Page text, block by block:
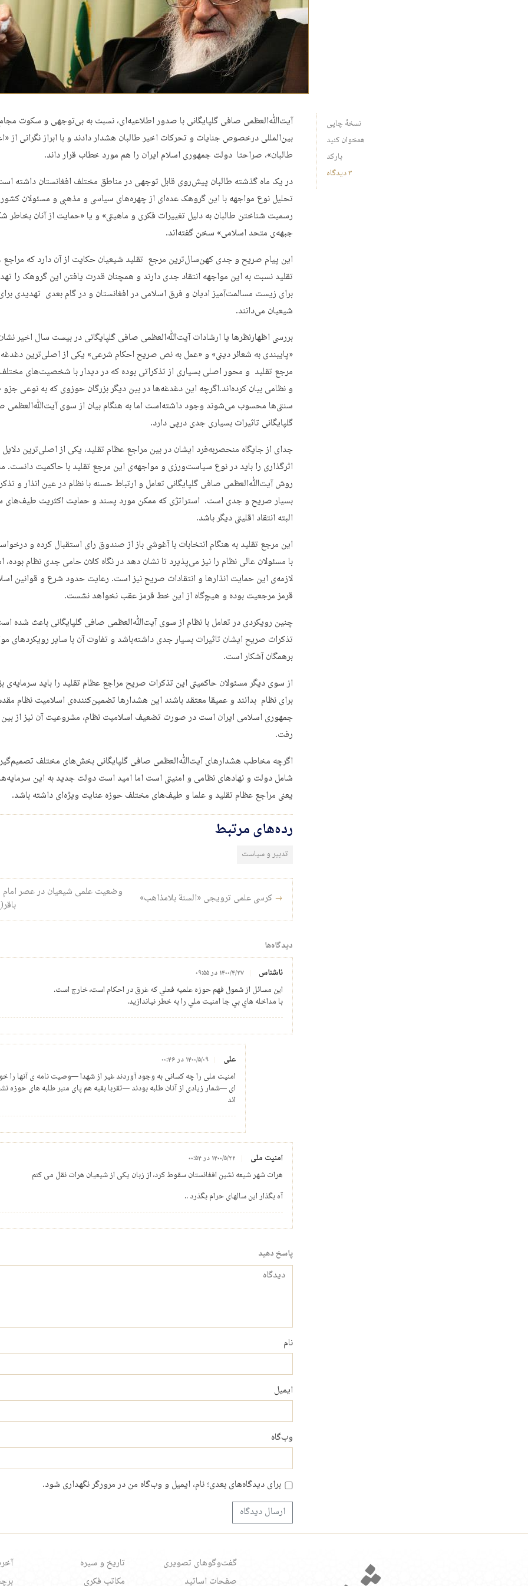
نسخهٔ چاپی
همخوان کنید
بارکد
۳ دیدگاه
آیت‌ﷲ‌العظمی صافی گلپایگانی با صدور اطلاعیه‌ای، نسبت به بی‌توجهی و سکوت
بین‌المللی درخصوص جنایات و تحرکات اخیر طالبان هشدار دادند و با ابراز نگرانی از
طالبان»، صراحتا دولت جمهوری اسلام ایران را هم مورد خطاب قرار داند.
در یک ماه گذشته طالبان پیش‌روی قابل توجهی در مناطق مختلف افغانستان داشته
تحلیل نوع مواجهه با این گروهک عده‌ای از چهره‌های سیاسی و مذهبی و مسئولان کشور
رسمیت شناختن طالبان به دلیل تغییرات فکری و ماهیتی» و یا «حمایت از آنان بخاطر
جبهه‌ی متحد اسلامی» سخن گفته‌اند.
این پیام صریح و جدی کهن‌سال‌ترین مرجع تقلید شیعیان حکایت از آن دارد که مراجع
تقلید نسبت به این مواجهه انتقاد جدی دارند و همچنان قدرت یافتن این گروهک را
برای زیست مسالمت‌آمیز ادیان و فرق اسلامی در افغانستان و در گام بعدی تهدیدی
شیعیان می‌دانند.
بررسی اظهارنظرها یا ارشادات آیت‌ﷲ‌العظمی صافی گلپایگانی در بیست سال اخیر
«پایبندی به شعائر دینی» و «عمل به نص صریح احکام شرعی» یکی از اصلی‌ترین
مرجع تقلید و محور اصلی بسیاری از تذکراتی بوده که در دیدار با شخصیت‌های
و نظامی بیان کرده‌اند.اگرچه این دغدغه‌ها در بین دیگر بزرگان حوزوی که به نوعی
سنتی‌ها محسوب می‌شوند وجود داشته‌است اما به هنگام بیان از سوی آیت‌ﷲ‌العظمی
گلپایگانی تاثیرات بسیاری جدی درپی دارد.
جدای از جایگاه منحصربه‌فرد ایشان در بین مراجع عظام تقلید، یکی از اصلی‌ترین دلایل
اثرگذاری را باید در نوع سیاست‌ورزی و مواجهه‌ی این مرجع تقلید با حاکمیت دانست.
روش آیت‌ﷲ‌العظمی صافی گلپایگانی تعامل و ارتباط حسنه با نظام در عین انذار و
بسیار صریح و جدی است. استراتژی که ممکن مورد پسند و حمایت اکثریت طیف‌های
البته انتقاد اقلیتی دیگر باشد.
این مرجع تقلید به هنگام انتخابات با آغوشی باز از صندوق رای استقبال کرده و
با مسئولان عالی نظام را نیز می‌پذیرد تا نشان دهد در نگاه کلان حامی جدی نظام بوده،
لازمه‌ی این حمایت انذارها و انتقادات صریح نیز است. رعایت حدود شرع و قوانین
قرمز مرجعیت بوده و هیچ‌گاه از این خط قرمز عقب نخواهد نشست.
چنین رویکردی در تعامل با نظام از سوی آیت‌ﷲ‌العظمی صافی گلپایگانی باعث شده
تذکرات صریح ایشان تاثیرات بسیار جدی داشته‌باشد و تفاوت آن با سایر رویکردهای
برهمگان آشکار است.
از سوی دیگر مسئولان حاکمیتی این تذکرات صریح مراجع عظام تقلید را باید سرمایه‌ی
برای نظام بدانند و عمیقا معتقد باشند این هشدارها تضمین‌کننده‌ی اسلامیت نظام
جمهوری اسلامی ایران است در صورت تضعیف اسلامیت نظام، مشروعیت آن نیز از
رفت.
اگرچه مخاطب هشدارهای آیت‌ﷲ‌العظمی صافی گلپایگانی بخش‌های مختلف
شامل دولت و نهادهای نظامی و امنیتی است اما امید است دولت جدید به این
یعنی مراجع عظام تقلید و علما و طیف‌های مختلف حوزه عنایت ویژه‌ای داشته باشد.
رده‌های مرتبط
تدبیر و سیاست
راه‌بری نوشته
→ کرسی علمی ترویجی «السنة بلامذاهب»
وضعیت علمی شیعیان در عصر
دیدگاه‌ها
ناشناس ۱۴۰۰/۴/۲۷ در ۰۹:۵۵
اين مسائل از شمول فهم حوزه علميه فعلي كه غرق در احكام است، خارج است.
با مداخله هاي بي جا امنيت ملي را به خطر نياندازيد.
علی ۱۴۰۰/۵/۰۹ در ۰۰:۴۶
امنیت ملی را چه کسانی به وجود آوردند غیر از شهدا —وصیت نامه ی آنها را
ای —شمار زیادی از آنان طلبه بودند —تقربا بقیه هم پای منبر طلبه های حوزه
اند
امنیت ملی ۱۴۰۰/۵/۲۲ در ۰۰:۵۴
هرات شهر شیعه نشین افغانستان سقوط کرد، از زبان یکی از شیعیان هرات نقل می کنم
آه بگذار این سالهای حرام بگذرد ..
پاسخ دهید
دیدگاه
نام
ایمیل
وب‌گاه
برای دیدگاه‌های بعدی؛ نام، ایمیل و وب‌گاه من در مرورگر نگهداری شود.
گفت‌وگوهای تصویری
صفحات اساتید
تاریخ و سیره
مکاتب فکری